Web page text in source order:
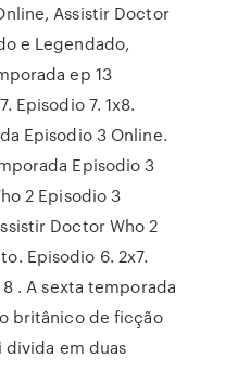
Assistir Doctor
e Legendado,
ep 13
Episodio 7. 1x8.
Episodio 3 Online.
Episodio 3
2 Episodio 3
Doctor Who 2
Episodio 6. 2x7.
. A sexta temporada
britânico de ficção
em duas